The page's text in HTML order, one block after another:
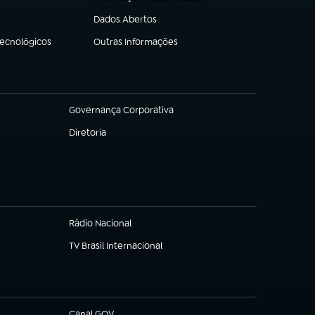
Dados Abertos
(abre em nova aba)
Outras Informações
(abre em nova aba)
Governança Corporativa
(abre em nova aba)
Diretoria
(abre em nova aba)
Rádio Nacional
TV Brasil Internacional
(abre em nova aba)